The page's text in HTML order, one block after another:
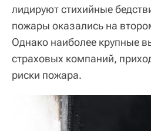
лидируют стихийные
пожары оказались на
Однако наиболее крупные
страховых компаний,
риски пожара.